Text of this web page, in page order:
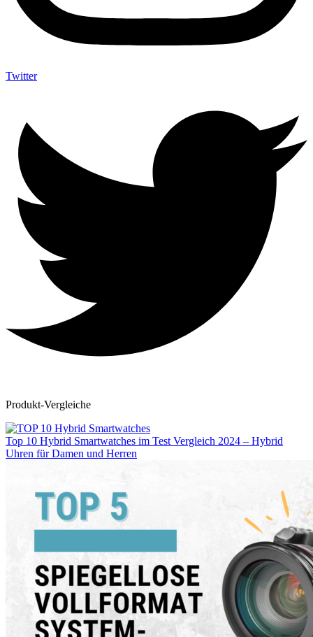
Twitter
Produkt-Vergleiche
Top 10 Hybrid Smartwatches im Test Vergleich 2024 – Hybrid
Uhren für Damen und Herren